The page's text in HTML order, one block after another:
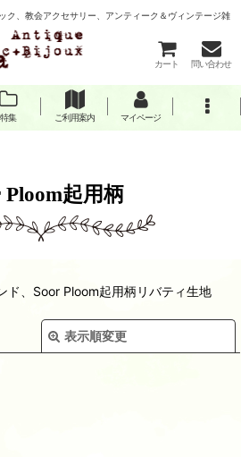
ク、教会アクセサリー、アンティーク＆ヴィンテージ雑
カート 問い合わせ
特集 ご利用案内 マイページ
Ploom起用柄
ド、Soor Ploom起用柄リバティ生地
表示順変更